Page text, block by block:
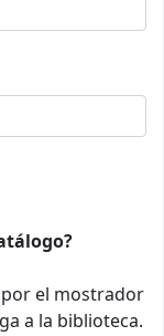
el mostrador
a la biblioteca.